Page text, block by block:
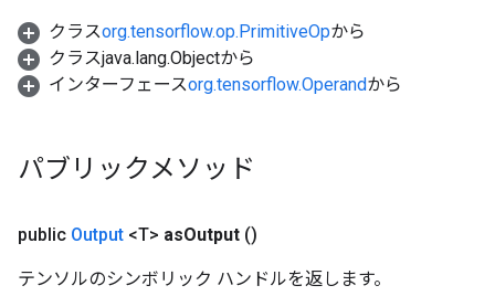
クラスorg.tensorflow.op.PrimitiveOpから
クラスjava.lang.Objectから
インターフェースorg.tensorflow.Operandから
パブリックメソッド
public Output <T> asOutput ()
テンソルのシンボリック ハンドルを返します。